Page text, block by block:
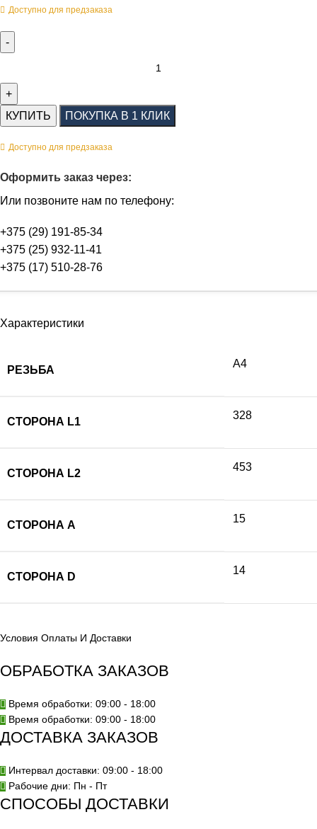
Доступно для предзаказа
КУПИТЬ ПОКУПКА В 1 КЛИК
Доступно для предзаказа
Оформить заказ через:
Или позвоните нам по телефону:
+375 (29) 191-85-34
+375 (25) 932-11-41
+375 (17) 510-28-76
Характеристики
РЕЗЬБА
А4
СТОРОНА L1
328
СТОРОНА L2
453
СТОРОНА А
15
СТОРОНА D
14
Условия Оплаты И Доставки
ОБРАБОТКА ЗАКАЗОВ
Время обработки: 09:00 - 18:00
Время обработки: 09:00 - 18:00
ДОСТАВКА ЗАКАЗОВ
Интервал доставки: 09:00 - 18:00
Рабочие дни: Пн - Пт
СПОСОБЫ ДОСТАВКИ